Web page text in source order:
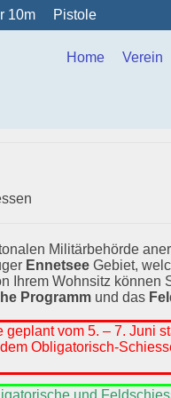
10m Pistole
Home Verein
Militärbehörde
Ennetsee Gebiet,
Ihrem Wohnsitz können
Programm und das
vom 5. – 7. Juni
Obligatorisch-
und